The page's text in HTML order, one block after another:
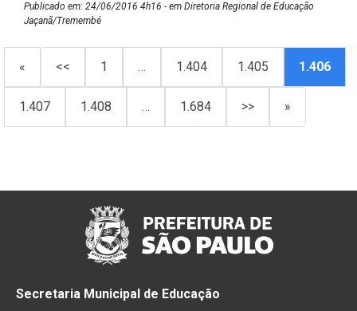
Publicado em: 24/06/2016 4h16 - em Diretoria Regional de Educação
Jaçanã/Tremembé
« << 1 … 1.404 1.405 1.406
1.407 1.408 … 1.684 >> »
Secretaria Municipal de Educação